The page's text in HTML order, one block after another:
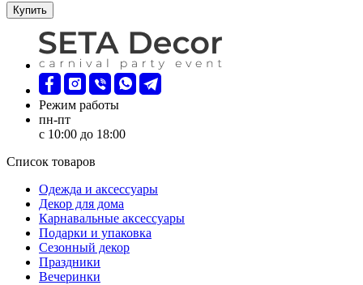
Купить
Режим работы
пн-пт
с 10:00 до 18:00
Список товаров
Oдежда и аксессуары
Декор для дома
Карнавальные аксессуары
Подарки и упаковка
Сезонный декор
Праздники
Вечеринки